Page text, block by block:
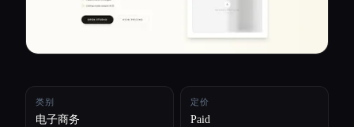
类别
电子商务
定价
Paid